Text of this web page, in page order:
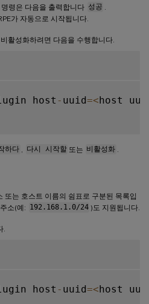
령은 다음을 출력합니다 성공
가 자동으로 시작됩니다.
활성화하려면 다음을 수행합니다.
host - uuid=<host
하다 다시 시작할 또는 비활성화
또는 호스트 이름의 쉼표로 구분된 목록입
소(예: 192.168.1.0/24 )도 지원됩니다.
.
host - uuid=<host